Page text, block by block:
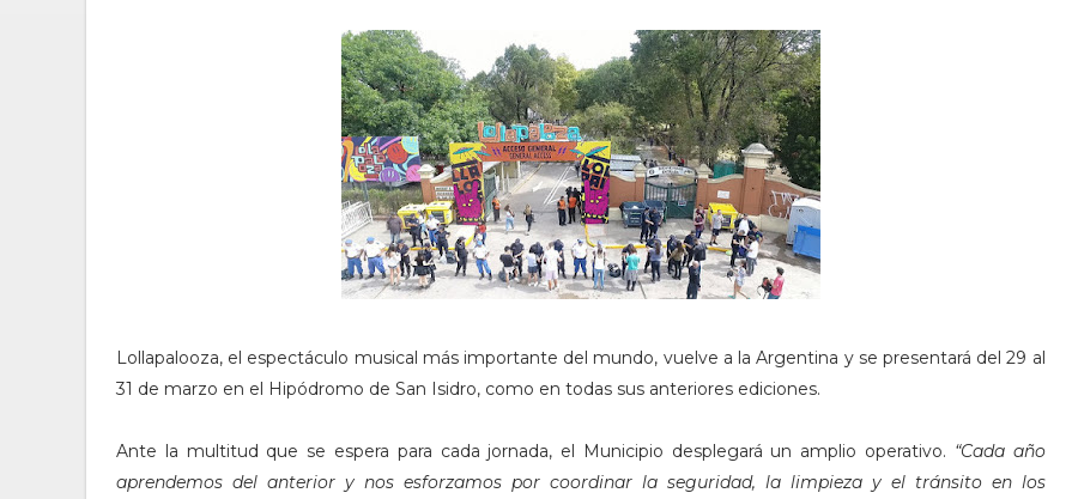
Lollapalooza, el espectáculo musical más importante del mundo, vuelve a la Argentina y se presentará del 29 al
31 de marzo en el Hipódromo de San Isidro, como en todas sus anteriores ediciones.
Ante la multitud que se espera para cada jornada, el Municipio desplegará un amplio operativo. “Cada año
aprendemos del anterior y nos esforzamos por coordinar la seguridad, la limpieza y el tránsito en los